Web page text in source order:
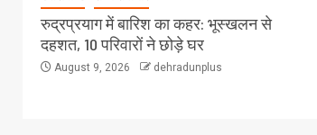
रुद्रप्रयाग में बारिश का कहर: भूस्खलन से
दहशत, 10 परिवारों ने छोड़े घर
August 9, 2026 dehradunplus